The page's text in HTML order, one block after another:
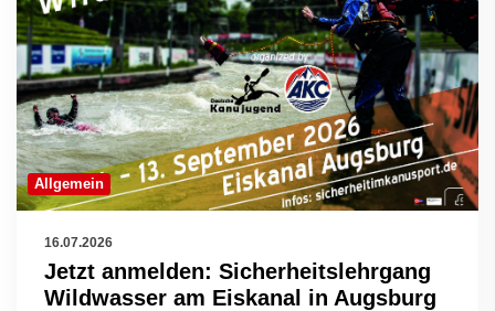
Allgemein
16.07.2026
Jetzt anmelden: Sicherheitslehrgang
Wildwasser am Eiskanal in Augsburg